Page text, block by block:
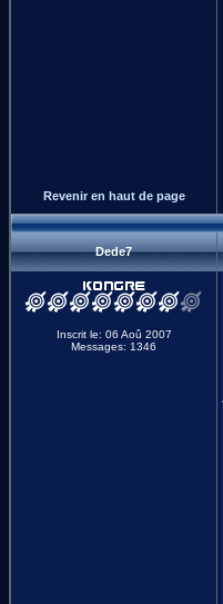
Revenir en haut de page
Dede7
Inscrit le: 06 Aoû 2007
Messages: 1346